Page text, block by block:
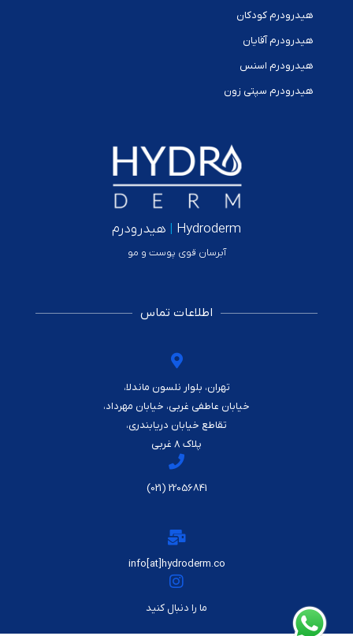
هیدرودرم کودکان
هیدرودرم آقایان
هیدرودرم اسنس
هیدرودرم سپتی زون
Hydroderm هیدرودرم
آبرسان قوی پوست و مو
اطلاعات تماس
تهران، بلوار نلسون ماندلا،
خیابان عاطفی غربی، خیابان مهرداد،
تقاطع خیابان دریابندری،
پلاک ۸ غربی
22056841 (021)
info[at]hydroderm.co
ما را دنبال کنید